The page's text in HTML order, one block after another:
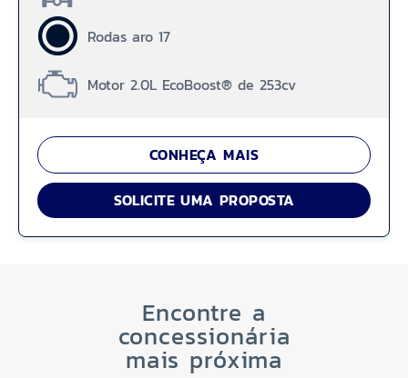
Rodas aro 17
Motor 2.0L EcoBoost® de 253cv
CONHEÇA MAIS
SOLICITE UMA PROPOSTA
Encontre a
concessionária
mais próxima